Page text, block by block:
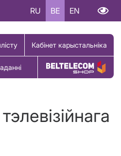
RU BE EN
Кабінет карыстальніка
Купіць тавар